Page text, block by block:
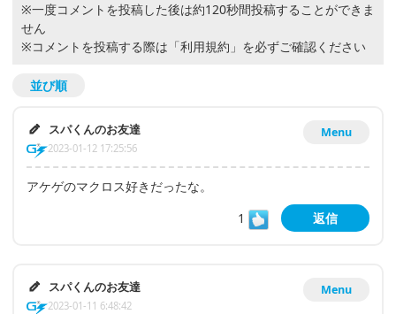
※一度コメントを投稿した後は約120秒間投稿することができま
せん
※コメントを投稿する際は 「利用規約」 を必ずご確認ください
並び順
Menu
スパくんのお友達
2023-01-12 17:25:56
アケゲのマクロス好きだったな。
1
返信
Menu
スパくんのお友達
2023-01-11 6:48:42